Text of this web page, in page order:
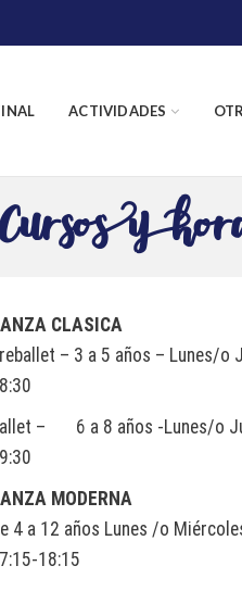
ACTIVIDADES
y
CLASICA
– 3 a 5 años – Lunes/o
– 6 a 8 años -Lunes/o
MODERNA
4 a 12 años Lunes /o
18:15